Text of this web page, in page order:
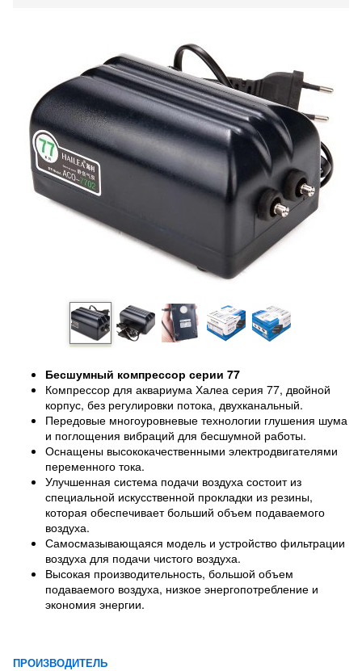
Бесшумный компрессор серии 77
Компрессор для аквариума Халеа серия 77, двойной
корпус, без регулировки потока, двухканальный.
Передовые многоуровневые технологии глушения шума
и поглощения вибраций для бесшумной работы.
Оснащены высококачественными электродвигателями
переменного тока.
Улучшенная система подачи воздуха состоит из
специальной искусственной прокладки из резины,
которая обеспечивает больший объем подаваемого
воздуха.
Самосмазывающаяся модель и устройство фильтрации
воздуха для подачи чистого воздуха.
Высокая производительность, большой объем
подаваемого воздуха, низкое энергопотребление и
экономия энергии.
ПРОИЗВОДИТЕЛЬ